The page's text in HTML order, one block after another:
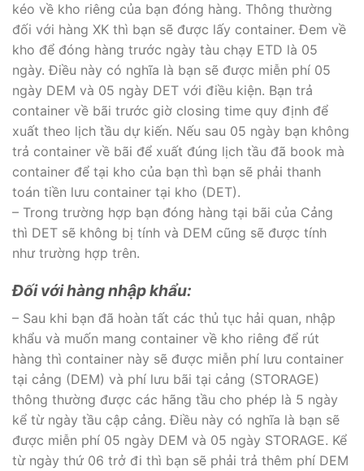
kéo về kho riêng của bạn đóng hàng. Thông thường
đối với hàng XK thì bạn sẽ được lấy container. Đem về
kho để đóng hàng trước ngày tàu chạy ETD là 05
ngày. Điều này có nghĩa là bạn sẽ được miễn phí 05
ngày DEM và 05 ngày DET với điều kiện. Bạn trả
container về bãi trước giờ closing time quy định để
xuất theo lịch tầu dự kiến. Nếu sau 05 ngày bạn không
trả container về bãi để xuất đúng lịch tầu đã book mà
container để tại kho của bạn thì bạn sẽ phải thanh
toán tiền lưu container tại kho (DET).
– Trong trường hợp bạn đóng hàng tại bãi của Cảng
thì DET sẽ không bị tính và DEM cũng sẽ được tính
như trường hợp trên.
Đối với hàng nhập khẩu:
– Sau khi bạn đã hoàn tất các thủ tục hải quan, nhập
khẩu và muốn mang container về kho riêng để rút
hàng thì container này sẽ được miễn phí lưu container
tại cảng (DEM) và phí lưu bãi tại cảng (STORAGE)
thông thường được các hãng tầu cho phép là 5 ngày
kể từ ngày tầu cập cảng. Điều này có nghĩa là bạn sẽ
được miễn phí 05 ngày DEM và 05 ngày STORAGE. Kể
từ ngày thứ 06 trở đi thì bạn sẽ phải trả thêm phí DEM